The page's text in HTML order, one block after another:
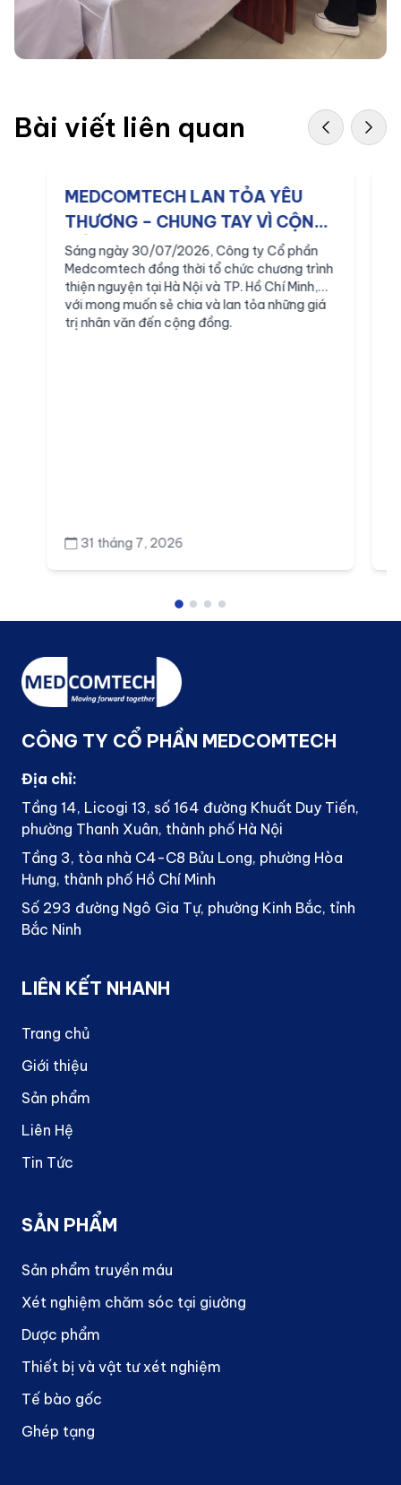
Bài viết liên quan
MEDCOMTECH LAN TỎA YÊU
THƯƠNG – CHUNG TAY VÌ CỘNG
ĐỒNG
Sáng ngày 30/07/2026, Công ty Cổ phần
Medcomtech đồng thời tổ chức chương trình
thiện nguyện tại Hà Nội và TP. Hồ Chí Minh,
với mong muốn sẻ chia và lan tỏa những giá
trị nhân văn đến cộng đồng.
31 tháng 7, 2026
CÔNG TY CỔ PHẦN MEDCOMTECH
Địa chỉ:
Tầng 14, Licogi 13, số 164 đường Khuất Duy Tiến,
phường Thanh Xuân, thành phố Hà Nội
Tầng 3, tòa nhà C4-C8 Bửu Long, phường Hòa
Hưng, thành phố Hồ Chí Minh
Số 293 đường Ngô Gia Tự, phường Kinh Bắc, tỉnh
Bắc Ninh
LIÊN KẾT NHANH
Trang chủ
Giới thiệu
Sản phẩm
Liên Hệ
Tin Tức
SẢN PHẨM
Sản phẩm truyền máu
Xét nghiệm chăm sóc tại giường
Dược phẩm
Thiết bị và vật tư xét nghiệm
Tế bào gốc
Ghép tạng